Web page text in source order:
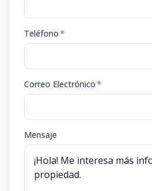
Teléfono*
Correo Electrónico*
Mensaje